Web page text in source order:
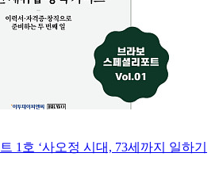
1호 ‘사오정 시대, 73세까지 일하기